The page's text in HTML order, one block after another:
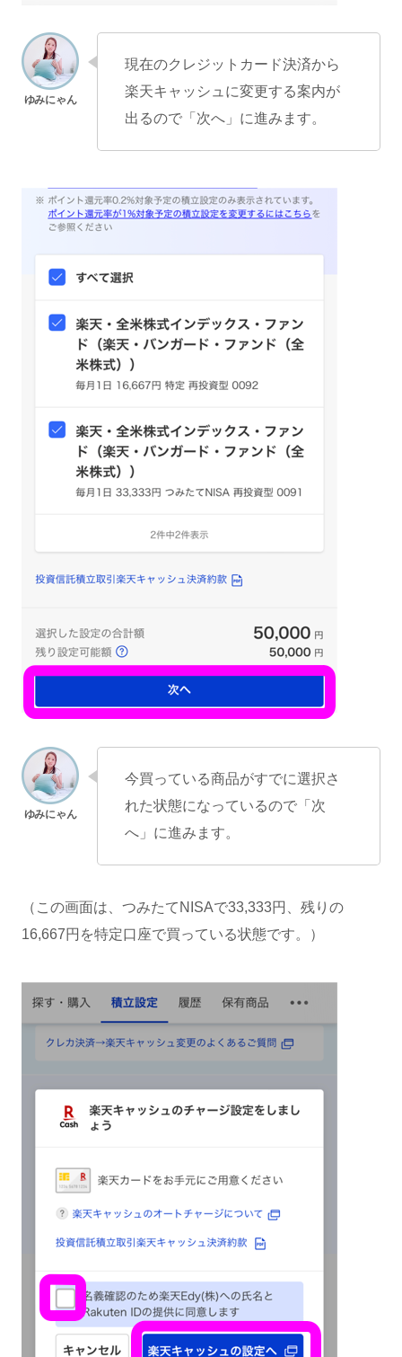
現在のクレジットカード決済から
楽天キャッシュに変更する案内が
出るので「次へ」に進みます。
今買っている商品がすでに選択さ
れた状態になっているので「次
へ」に進みます。
（この画面は、つみたてNISAで33,333円、残りの
16,667円を特定口座で買っている状態です。）